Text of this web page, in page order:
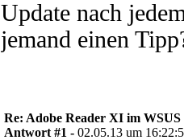
Update nach
jemand einen
Re: Adobe Reader XI im WSUS
Antwort #1 - 02.05.13 um